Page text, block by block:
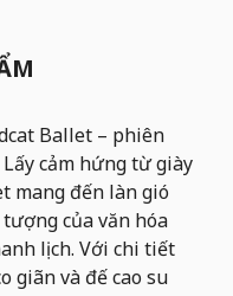
Ballet – phiên
cảm hứng từ giày
mang đến làn gió
của văn hóa
lịch. Với chi tiết
giãn và đế cao su